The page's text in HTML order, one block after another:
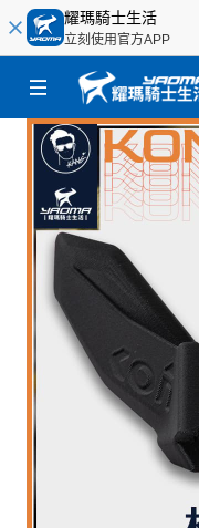
耀瑪騎士生活
立刻使用官方APP